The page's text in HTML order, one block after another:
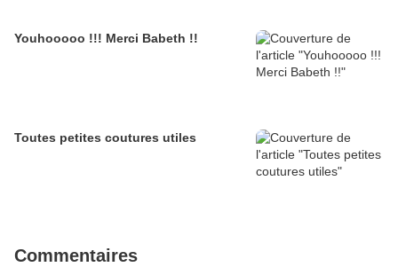
Youhooooo !!! Merci Babeth !!
Toutes petites coutures utiles
Commentaires